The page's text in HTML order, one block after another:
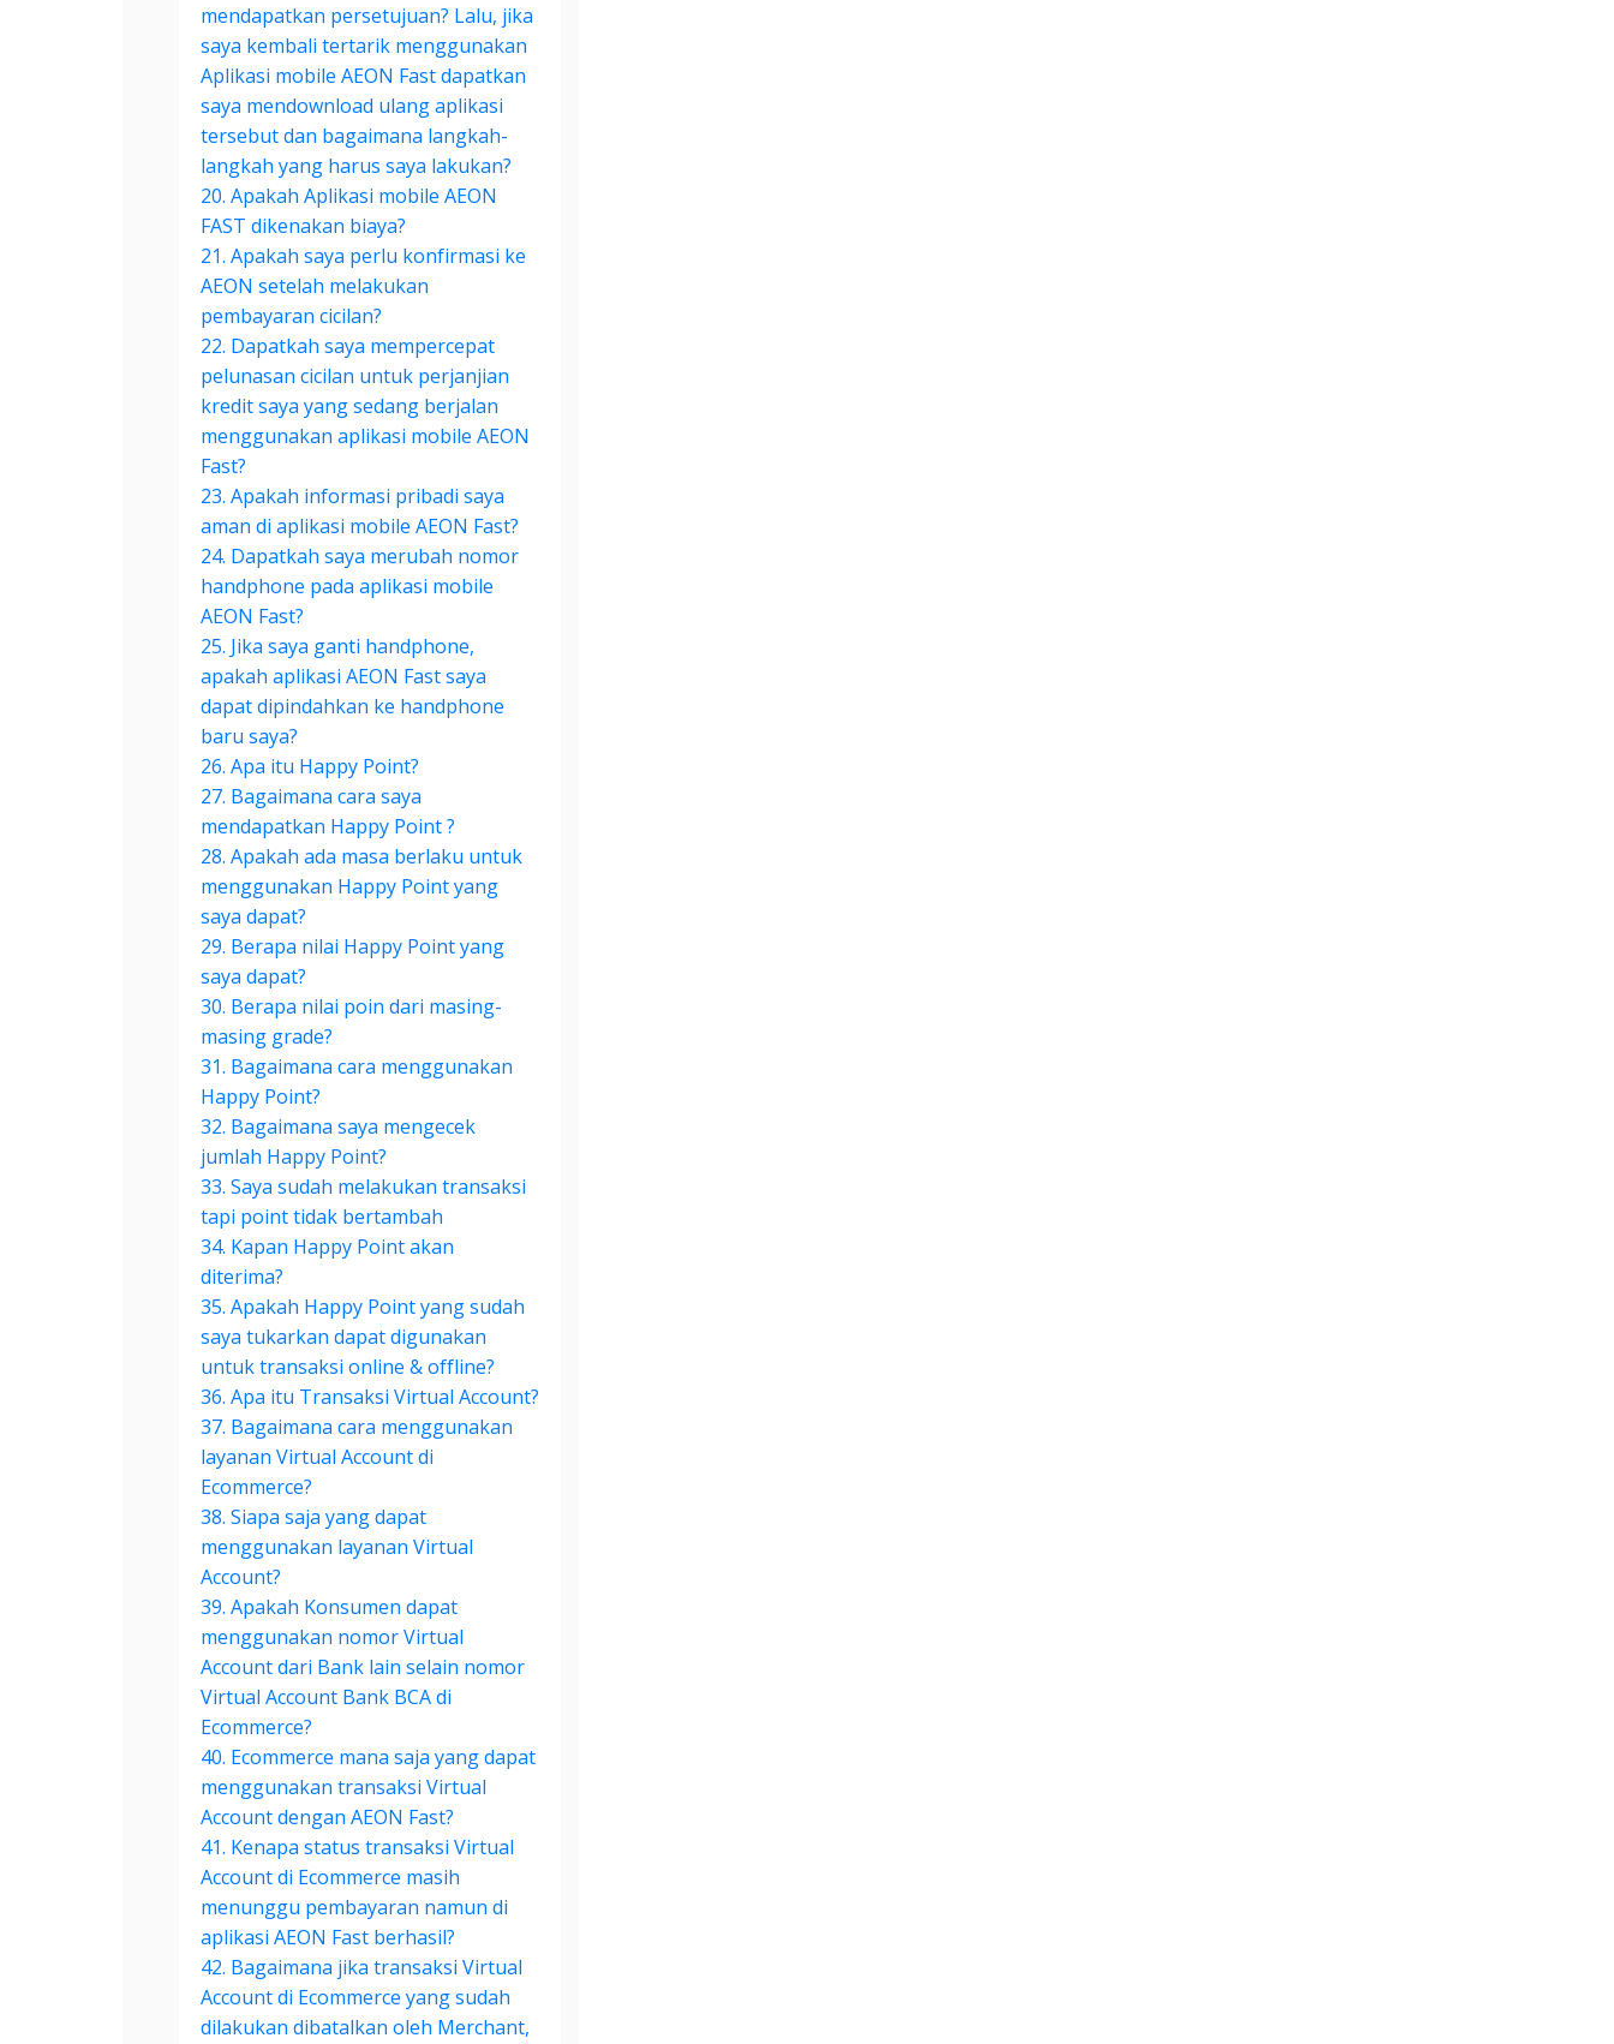
mendapatkan persetujuan? Lalu, jika
saya kembali tertarik menggunakan
Aplikasi mobile AEON Fast dapatkan
saya mendownload ulang aplikasi
tersebut dan bagaimana langkah-
langkah yang harus saya lakukan?
20. Apakah Aplikasi mobile AEON
FAST dikenakan biaya?
21. Apakah saya perlu konfirmasi ke
AEON setelah melakukan
pembayaran cicilan?
22. Dapatkah saya mempercepat
pelunasan cicilan untuk perjanjian
kredit saya yang sedang berjalan
menggunakan aplikasi mobile AEON
Fast?
23. Apakah informasi pribadi saya
aman di aplikasi mobile AEON Fast?
24. Dapatkah saya merubah nomor
handphone pada aplikasi mobile
AEON Fast?
25. Jika saya ganti handphone,
apakah aplikasi AEON Fast saya
dapat dipindahkan ke handphone
baru saya?
26. Apa itu Happy Point?
27. Bagaimana cara saya
mendapatkan Happy Point ?
28. Apakah ada masa berlaku untuk
menggunakan Happy Point yang
saya dapat?
29. Berapa nilai Happy Point yang
saya dapat?
30. Berapa nilai poin dari masing-
masing grade?
31. Bagaimana cara menggunakan
Happy Point?
32. Bagaimana saya mengecek
jumlah Happy Point?
33. Saya sudah melakukan transaksi
tapi point tidak bertambah
34. Kapan Happy Point akan
diterima?
35. Apakah Happy Point yang sudah
saya tukarkan dapat digunakan
untuk transaksi online & offline?
36. Apa itu Transaksi Virtual Account?
37. Bagaimana cara menggunakan
layanan Virtual Account di
Ecommerce?
38. Siapa saja yang dapat
menggunakan layanan Virtual
Account?
39. Apakah Konsumen dapat
menggunakan nomor Virtual
Account dari Bank lain selain nomor
Virtual Account Bank BCA di
Ecommerce?
40. Ecommerce mana saja yang dapat
menggunakan transaksi Virtual
Account dengan AEON Fast?
41. Kenapa status transaksi Virtual
Account di Ecommerce masih
menunggu pembayaran namun di
aplikasi AEON Fast berhasil?
42. Bagaimana jika transaksi Virtual
Account di Ecommerce yang sudah
dilakukan dibatalkan oleh Merchant,